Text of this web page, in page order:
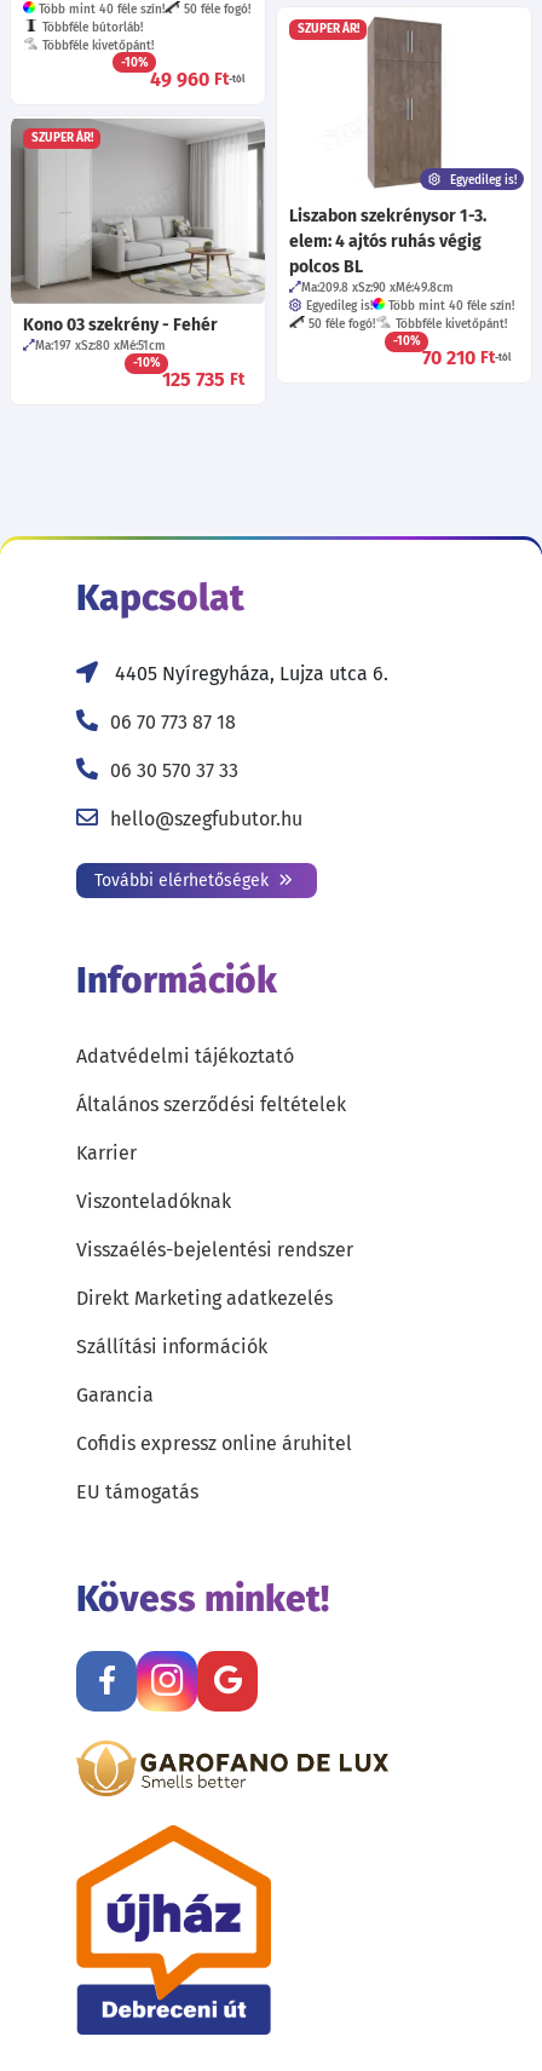
Több mint 40 féle szín!
50 féle fogó!
Többféle bútorláb!
Többféle kivetőpánt!
-10%
49 960 Ft-tól
SZUPER ÁR!
Egyedileg is!
Liszabon szekrénysor 1-3.
elem: 4 ajtós ruhás végig
polcos BL
Ma:209.8 Sz:90 Mé:49.8cm
Egyedileg is!
Több mint 40 féle szín!
50 féle fogó!
Többféle kivetőpánt!
-10%
70 210 Ft-tól
SZUPER ÁR!
Kono 03 szekrény - Fehér
Ma:197 Sz:80 Mé:51cm
-10%
125 735 Ft
Kapcsolat
4405 Nyíregyháza, Lujza utca 6.
06 70 773 87 18
06 30 570 37 33
hello@szegfubutor.hu
További elérhetőségek
Információk
Adatvédelmi tájékoztató
Általános szerződési feltételek
Karrier
Viszonteladóknak
Visszaélés-bejelentési rendszer
Direkt Marketing adatkezelés
Szállítási információk
Garancia
Cofidis expressz online áruhitel
EU támogatás
Kövess minket!